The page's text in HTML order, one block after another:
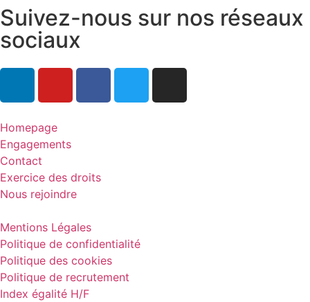
Suivez-nous sur nos réseaux
sociaux
Homepage
Engagements
Contact
Exercice des droits
Nous rejoindre
Mentions Légales
Politique de confidentialité
Politique des cookies
Politique de recrutement
Index égalité H/F